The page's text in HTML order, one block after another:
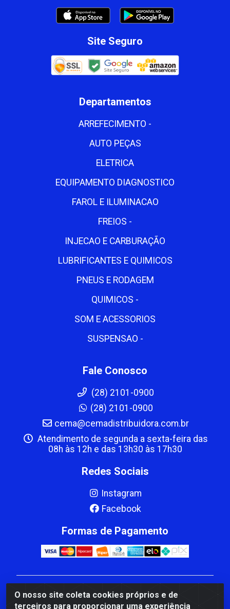
O nosso site coleta cookies próprios e de
terceiros para proporcionar uma experiência
Site Seguro
Departamentos
ARREFECIMENTO -
AUTO PEÇAS
ELETRICA
EQUIPAMENTO DIAGNOSTICO
FAROL E ILUMINACAO
FREIOS -
INJECAO E CARBURAÇÃO
LUBRIFICANTES E QUIMICOS
PNEUS E RODAGEM
QUIMICOS -
SOM E ACESSORIOS
SUSPENSAO -
Fale Conosco
(28) 2101-0900
(28) 2101-0900
cema@cemadistribuidora.com.br
Atendimento de segunda a sexta-feira das
08h às 12h e das 13h30 às 17h30
Redes Sociais
Instagram
Facebook
Formas de Pagamento
CBP MACEDO COMERCIO PEÇAS LTDA Matriz - av
Mauro Miranda Madureira, 1249 - Coramara , Cachoeiro